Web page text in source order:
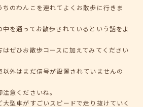
のわんこを連れてよくお散歩に行きま
を通ってお散歩されているという話をよ
ぜひお散歩コースに加えてみてください
外はまだ信号が設置されていませんの
意くださいね。
型車がすごいスピードで走り抜けていく